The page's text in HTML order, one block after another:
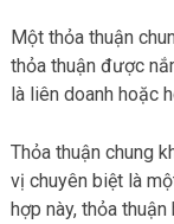
Một thỏa thuận
thỏa thuận được
là liên doanh hoặc
Thỏa thuận chung
vị chuyên biệt là
hợp này, thỏa